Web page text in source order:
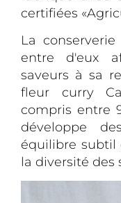
certifiées
La
entre d'eux
saveurs à sa
fleur curry
compris entre
développe
équilibre
la diversité des